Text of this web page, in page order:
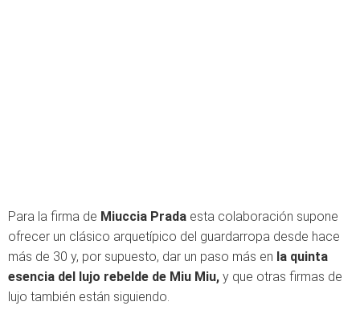
Para la firma de Miuccia Prada esta colaboración supone
ofrecer un clásico arquetípico del guardarropa desde hace
más de 30 y, por supuesto, dar un paso más en la quinta
esencia del lujo rebelde de Miu Miu, y que otras firmas de
lujo también están siguiendo.